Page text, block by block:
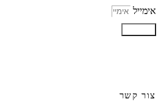
אימייל
צור קשר